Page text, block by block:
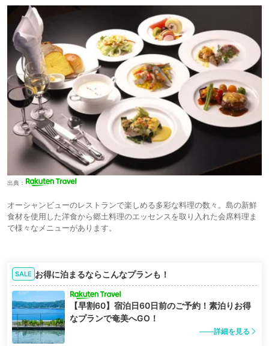
出典：
オーシャンビューのレストランで楽しめる多彩な料理の数々。島の新鮮
食材を使用した洋食から郷土料理のエッセンスを取り入れた会席料理ま
で様々なメニューがあります。
SALE お得に泊まるならこんなプランも！
【早割60】宿泊日60日前のご予約！素泊りお得
なプランで奄美へGO！
詳細を見る